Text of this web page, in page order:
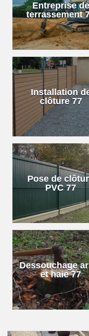
Entreprise de
terrassement
Installation
clôture 77
Pose de
PVC 77
Dessouchage
et haie 77